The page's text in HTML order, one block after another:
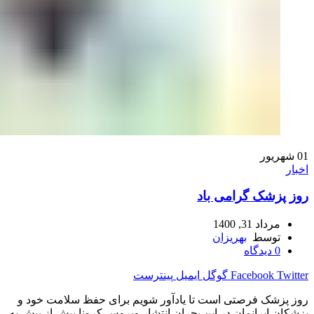
01 شهریور
اخبار
روز پزشک گرامی باد
مرداد 31, 1400
توسط بهریزان
0 دیدگاه
Facebook Twitter گوگل ایمیل پینترست
روز پزشک فرصتی است تا یادآور شویم برای حفظ سلامت خود و